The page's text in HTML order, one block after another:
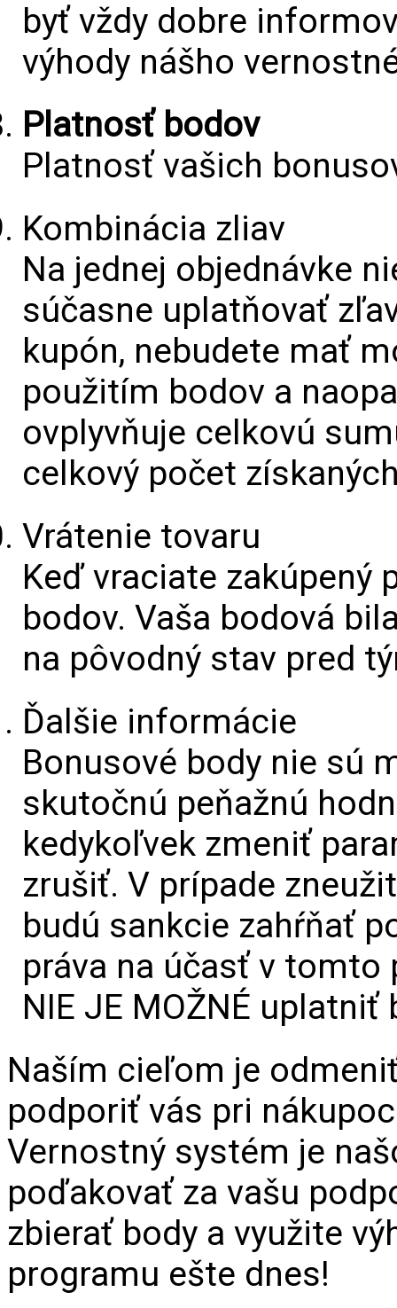
byť vždy dobre
výhody nášho
Platnosť bodov
Platnosť vašich
Kombinácia zliav
Na jednej objednávke
súčasne uplatňovať
kupón, nebudete mať
použitím bodov a
ovplyvňuje celkovú
celkový počet
Vrátenie tovaru
Keď vraciate zakúpený
bodov. Vaša bodová
na pôvodný stav pred
Ďalšie informácie
Bonusové body nie sú
skutočnú peňažnú
kedykoľvek zmeniť
zrušiť. V prípade
budú sankcie zahŕňať
práva na účasť v tomto
NIE JE MOŽNÉ
Naším cieľom je
podporiť vás pri
Vernostný systém je
poďakovať za vašu
zbierať body a využite
programu ešte dnes!